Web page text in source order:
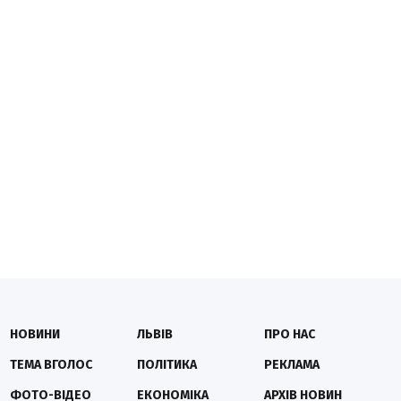
НОВИНИ
ТЕМА ВГОЛОС
ФОТО-ВІДЕО
ЛЬВІВ
ПОЛІТИКА
ЕКОНОМІКА
ПРО НАС
РЕКЛАМА
АРХІВ НОВИН